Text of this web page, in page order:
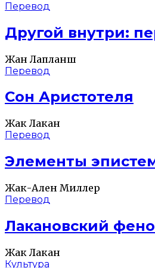
Перевод
Другой внутри:
Жан Лапланш
Перевод
Сон Аристотеля
Жак Лакан
Перевод
Элементы
Жак-Ален Миллер
Перевод
Лакановский
Жак Лакан
Культура